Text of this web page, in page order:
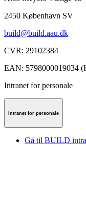
2450 København SV
build@build.aau.dk
CVR: 29102384
EAN: 5798000019034
Intranet for personale
Intranet for personale
Gå til BUILD intra